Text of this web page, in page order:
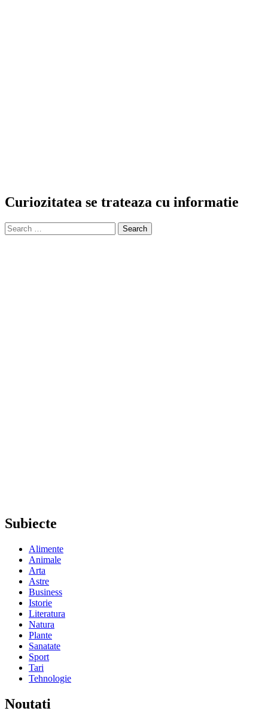
Curiozitatea se trateaza cu informatie
Search
for:
Subiecte
Alimente
Animale
Arta
Astre
Business
Istorie
Literatura
Natura
Plante
Sanatate
Sport
Tari
Tehnologie
Noutati